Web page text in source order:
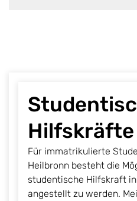
Hilfskräfte
Für immatrikulierte
Heilbronn besteht die
studentische Hilfskraft
angestellt zu werden.